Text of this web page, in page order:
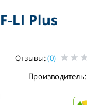
LI Plus
Отзывы:(0)
Производитель: